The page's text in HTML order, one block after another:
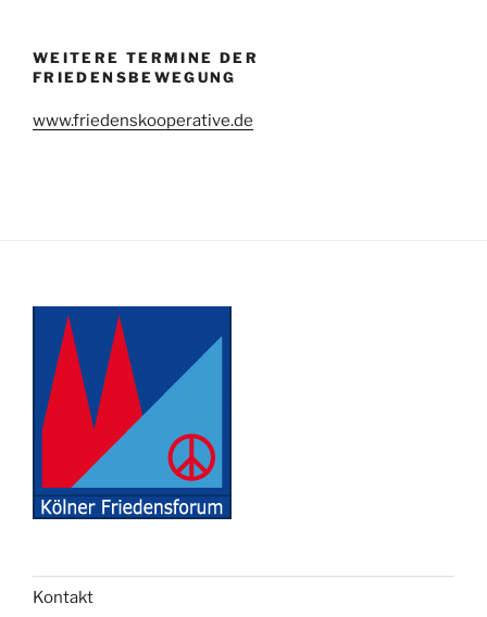
WEITERE TERMINE DER
FRIEDENSBEWEGUNG
www.friedenskooperative.de
Kontakt